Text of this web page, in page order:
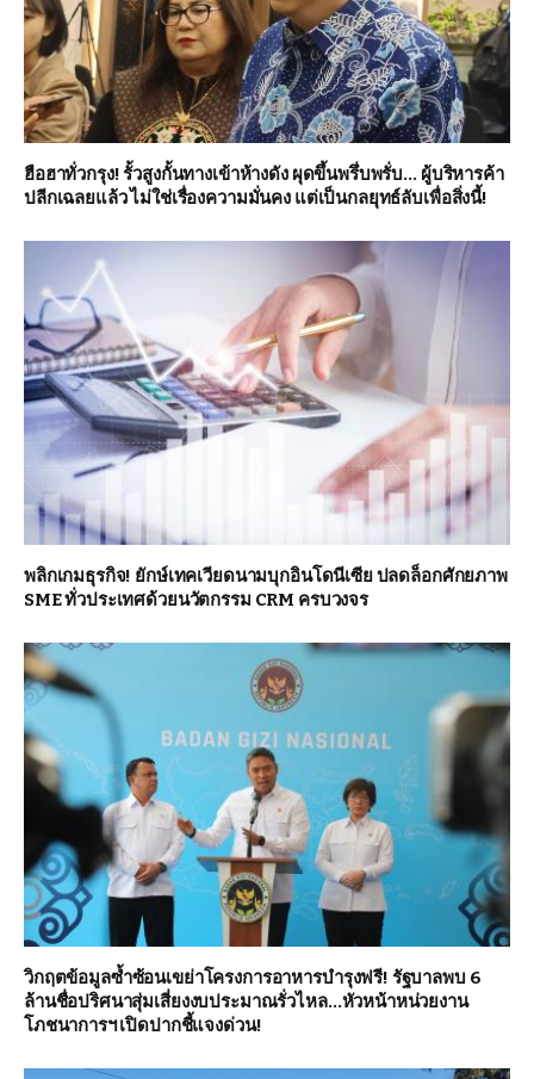
ฮือฮาทั่วกรุง! รั้วสูงกั้นทางเข้าห้างดัง ผุดขึ้นพรึ่บพรั่บ… ผู้บริหารค้า
ปลีกเฉลยแล้ว ไม่ใช่เรื่องความมั่นคง แต่เป็นกลยุทธ์ลับเพื่อสิ่งนี้!
พลิกเกมธุรกิจ! ยักษ์เทคเวียดนามบุกอินโดนีเซีย ปลดล็อกศักยภาพ
SME ทั่วประเทศด้วยนวัตกรรม CRM ครบวงจร
วิกฤตข้อมูลซ้ำซ้อนเขย่าโครงการอาหารบำรุงฟรี! รัฐบาลพบ 6
ล้านชื่อปริศนาสุ่มเสี่ยงงบประมาณรั่วไหล…หัวหน้าหน่วยงาน
โภชนาการฯ เปิดปากชี้แจงด่วน!